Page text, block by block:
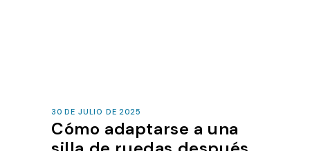
30 DE JULIO DE 2025
Cómo adaptarse a una